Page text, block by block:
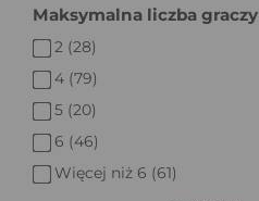
Maksymalna liczba graczy
2 (28)
4 (79)
5 (20)
6 (46)
Więcej niż 6 (61)